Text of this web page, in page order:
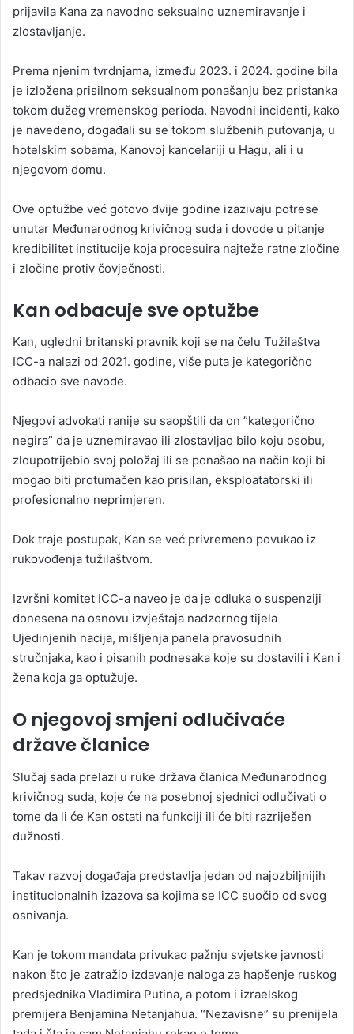
prijavila Kana za navodno seksualno uznemiravanje i
zlostavljanje.
Prema njenim tvrdnjama, između 2023. i 2024. godine bila
je izložena prisilnom seksualnom ponašanju bez pristanka
tokom dužeg vremenskog perioda. Navodni incidenti, kako
je navedeno, događali su se tokom službenih putovanja, u
hotelskim sobama, Kanovoj kancelariji u Hagu, ali i u
njegovom domu.
Ove optužbe već gotovo dvije godine izazivaju potrese
unutar Međunarodnog krivičnog suda i dovode u pitanje
kredibilitet institucije koja procesuira najteže ratne zločine
i zločine protiv čovječnosti.
Kan odbacuje sve optužbe
Kan, ugledni britanski pravnik koji se na čelu Tužilaštva
ICC-a nalazi od 2021. godine, više puta je kategorično
odbacio sve navode.
Njegovi advokati ranije su saopštili da on ”kategorično
negira” da je uznemiravao ili zlostavljao bilo koju osobu,
zloupotrijebio svoj položaj ili se ponašao na način koji bi
mogao biti protumačen kao prisilan, eksploatatorski ili
profesionalno neprimjeren.
Dok traje postupak, Kan se već privremeno povukao iz
rukovođenja tužilaštvom.
Izvršni komitet ICC-a naveo je da je odluka o suspenziji
donesena na osnovu izvještaja nadzornog tijela
Ujedinjenih nacija, mišljenja panela pravosudnih
stručnjaka, kao i pisanih podnesaka koje su dostavili i Kan i
žena koja ga optužuje.
O njegovoj smjeni odlučivaće
države članice
Slučaj sada prelazi u ruke država članica Međunarodnog
krivičnog suda, koje će na posebnoj sjednici odlučivati o
tome da li će Kan ostati na funkciji ili će biti razriješen
dužnosti.
Takav razvoj događaja predstavlja jedan od najozbiljnijih
institucionalnih izazova sa kojima se ICC suočio od svog
osnivanja.
Kan je tokom mandata privukao pažnju svjetske javnosti
nakon što je zatražio izdavanje naloga za hapšenje ruskog
predsjednika Vladimira Putina, a potom i izraelskog
premijera Benjamina Netanjahua. “Nezavisne” su prenijela